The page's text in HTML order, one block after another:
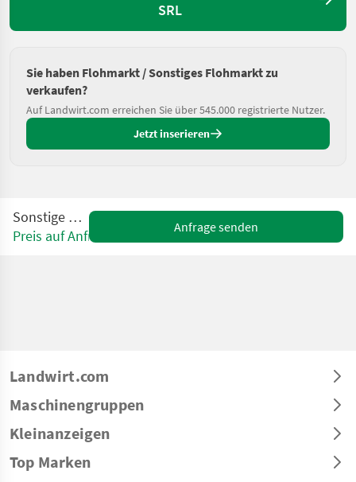
SRL
Sie haben Flohmarkt / Sonstiges Flohmarkt zu
verkaufen?
Auf Landwirt.com erreichen Sie über 545.000 registrierte Nutzer.
Jetzt inserieren
Sonstige THEMA
Preis auf Anfrage
Anfrage senden
Landwirt.com
Maschinengruppen
Kleinanzeigen
Top Marken